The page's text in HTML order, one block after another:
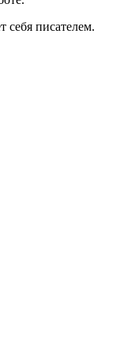
себя писателем.